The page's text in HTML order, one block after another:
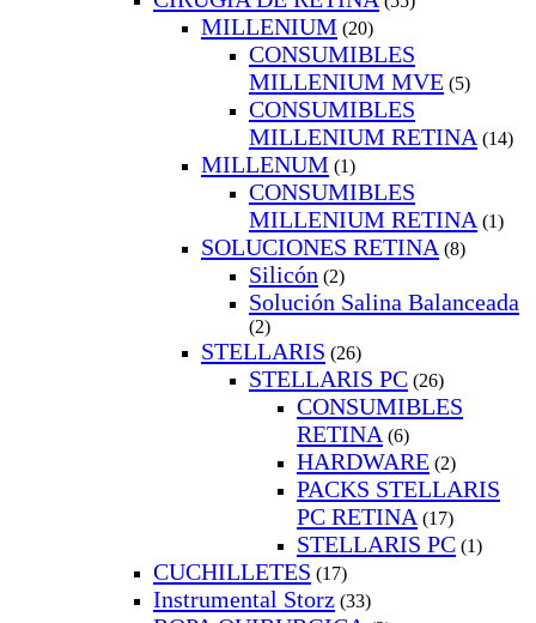
MILLENIUM (20)
CONSUMIBLES
MILLENIUM MVE (5)
CONSUMIBLES
MILLENIUM RETINA (14)
MILLENUM (1)
CONSUMIBLES
MILLENIUM RETINA (1)
SOLUCIONES RETINA (8)
Silicón (2)
Solución Salina Balanceada
(2)
STELLARIS (26)
STELLARIS PC (26)
CONSUMIBLES
RETINA (6)
HARDWARE (2)
PACKS STELLARIS
PC RETINA (17)
STELLARIS PC (1)
CUCHILLETES (17)
Instrumental Storz (33)